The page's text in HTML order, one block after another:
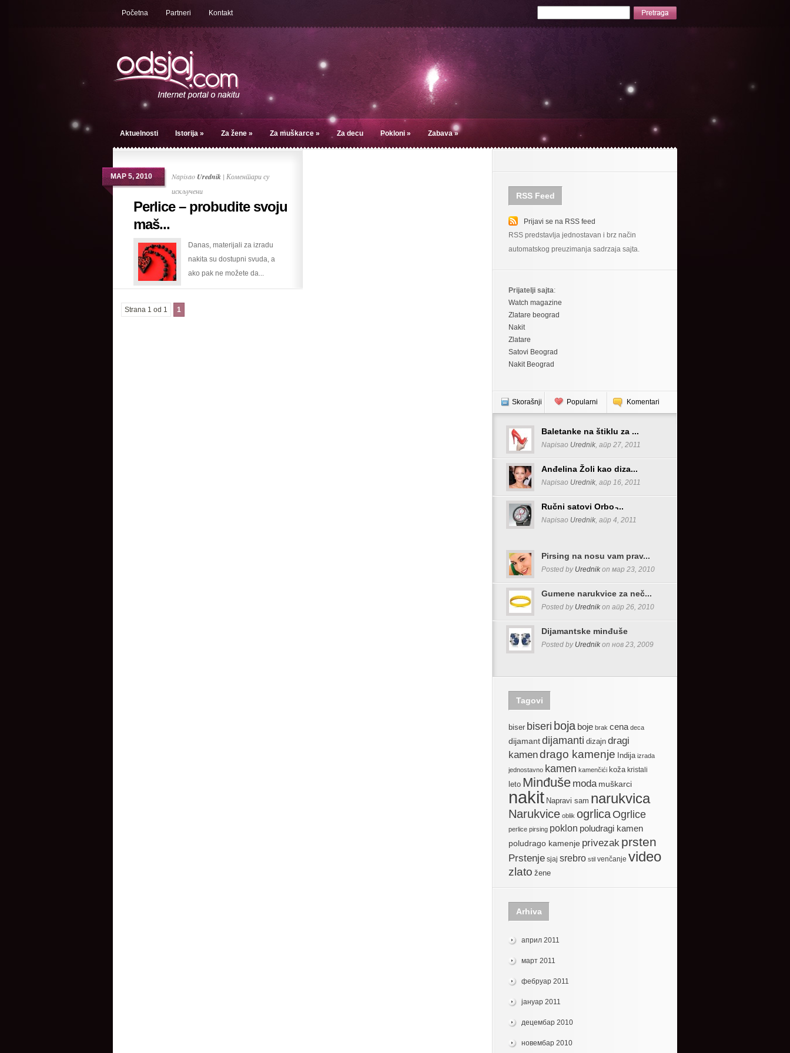
Početna Partneri Kontakt
Aktuelnosti Istorija » Za žene » Za muškarce » Za decu Pokloni » Zabava»
МАР 5, 2010 Napisao Urednik | Коментари су
искљученина
Perlice
svoju
maštu
Perlice – probudite svoju
maš...
Danas, materijali za izradu
nakita su dostupni svuda, a
ako pak ne možete da...
Strana 1 od 1 1
RSS Feed
Prijavi se na RSS feed
RSS predstavlja jednostavan i brz način
automatskog preuzimanja sadrzaja sajta.
Prijatelji sajta:
Watch magazine
Zlatare beograd
Nakit
Zlatare
Satovi Beograd
Nakit Beograd
Skorašnji Popularni Komentari
Baletanke na štiklu za ...
Napisao Urednik, апр 27, 2011
Anđelina Žoli kao diza...
Napisao Urednik, апр 16, 2011
Ručni satovi Orbo ̵...
Napisao Urednik, апр 4, 2011
Pirsing na nosu vam prav...
Posted by Urednik on мар 23, 2010
Gumene narukvice za neč...
Posted by Urednik on апр 26, 2010
Dijamantske minđuše
Posted by Urednik on нов 23, 2009
Tagovi
biser biseri boja boje brak cena deca
dijamantdijamanti dizajn dragi
kamendrago kamenje Indija izrada
jednostavno kamen kamenčići koža kristali
leto Minđuše moda muškarci
nakit Napravi sam narukvica
Narukvice oblik ogrlicaOgrlice
perlice pirsing poklon poludragi kamen
poludrago kamenje privezak prsten
Prstenje sjaj srebro stil venčanje video
zlato žene
Arhiva
април 2011
март 2011
фебруар 2011
јануар 2011
децембар 2010
новембар 2010